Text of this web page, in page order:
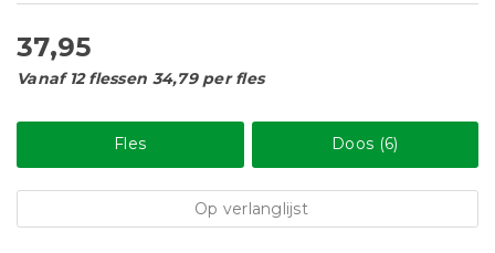
37,95
Vanaf 12 flessen 34,79 per fles
Fles Doos (6)
Op verlanglijst